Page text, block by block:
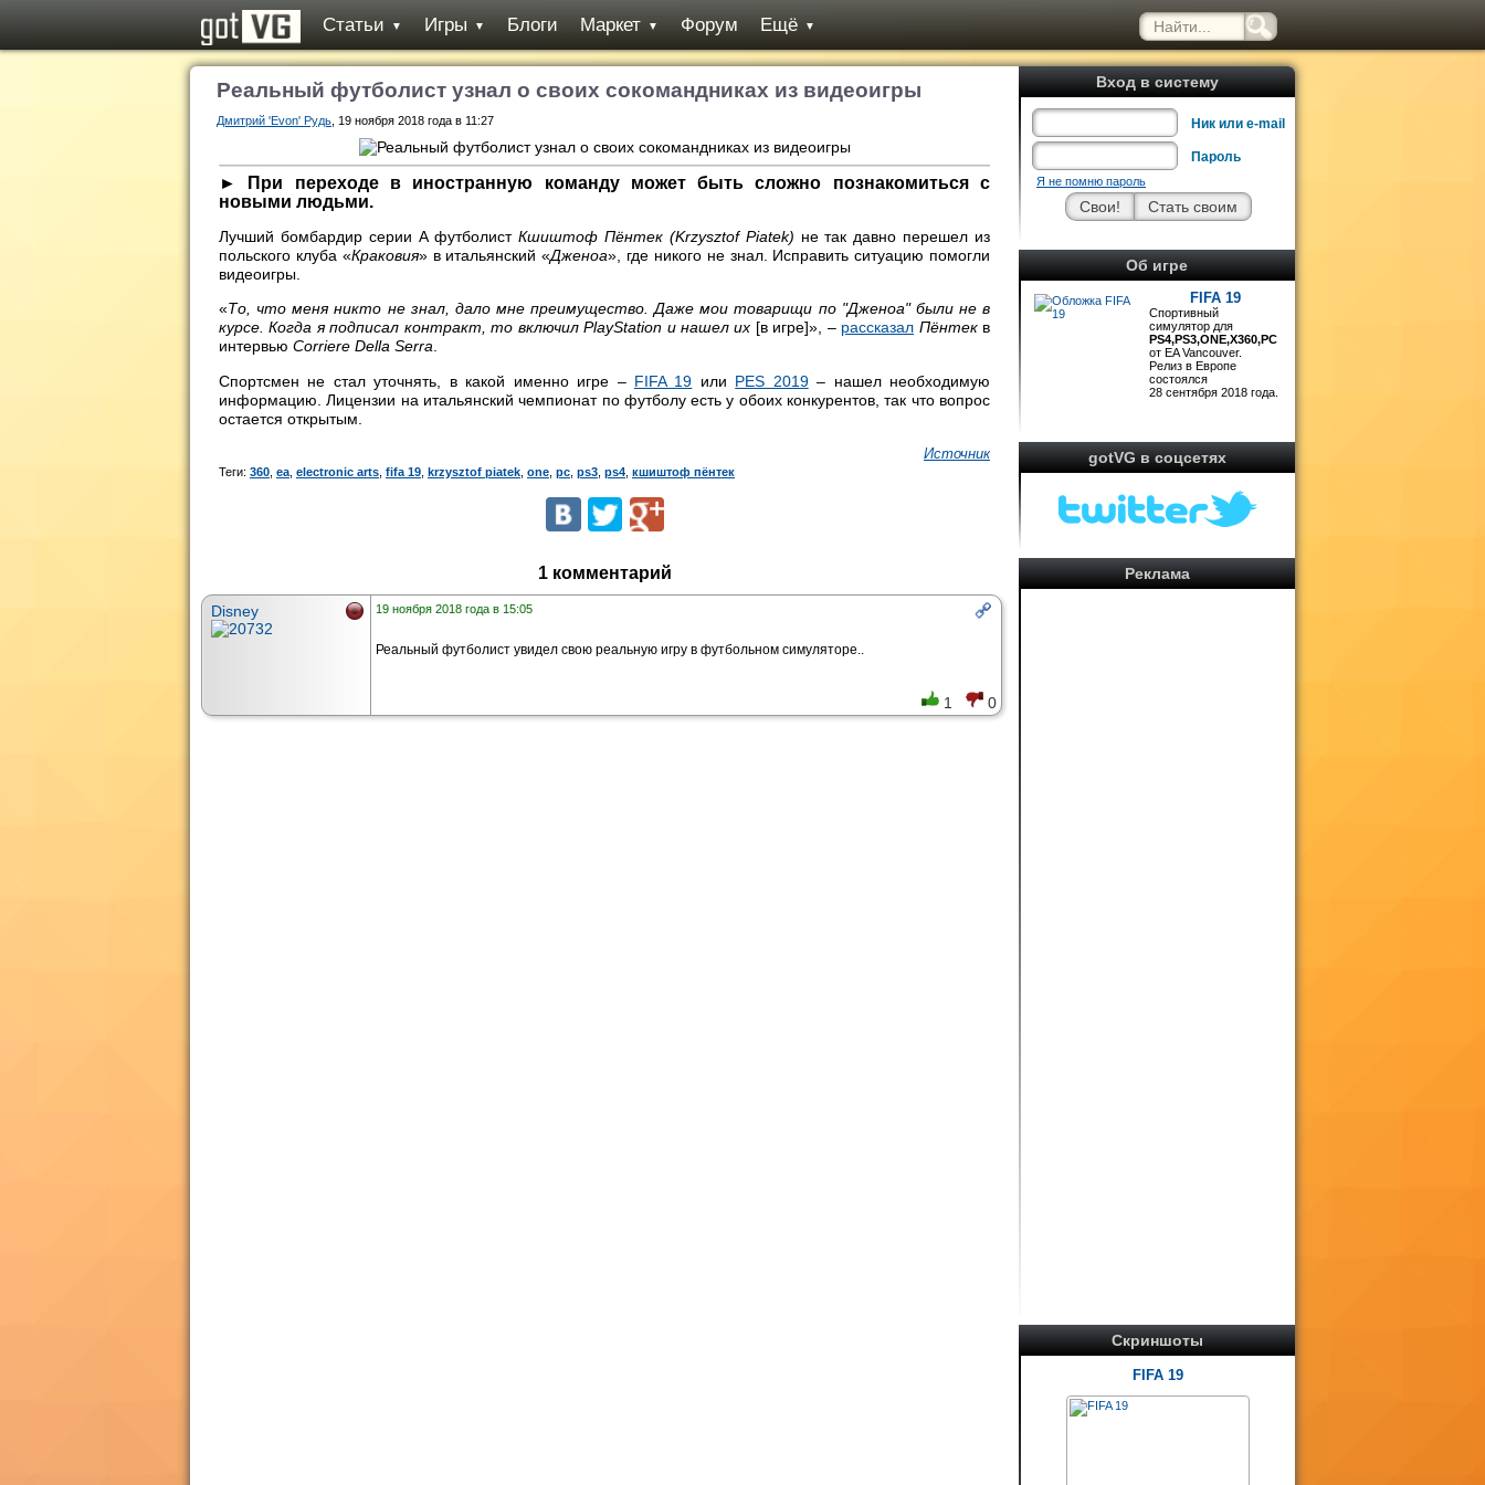
Статьи ▼ Игры ▼ Блоги Маркет ▼ Форум Ещё ▼
Вход в систему
Ник или e-mail
Пароль
Я не помню пароль
Об игре
FIFA 19
Спортивный
симулятор для
PS4,PS3,ONE,X360,PC
от EA Vancouver.
Релиз в Европе
состоялся
28 сентября 2018 года.
gotVG в соцсетях
Реклама
Скриншоты
FIFA 19
Реальный футболист узнал о своих сокомандниках из видеоигры
Дмитрий 'Evon' Рудь , 19 ноября 2018 года в 11:27
► При переходе в иностранную команду может быть сложно познакомиться с
новыми людьми.
Лучший бомбардир серии А футболистКшиштоф Пёнтек (Krzysztof Piatek) не так давно перешел из
польского клуба «Краковия» в итальянский «Дженоа», где никого не знал. Исправить ситуацию помогли
видеоигры.
«То, что меня никто не знал, дало мне преимущество. Даже мои товарищи по "Дженоа" были не в
курсе. Когда я подписал контракт, то включил PlayStation и нашел их [в игре]», – рассказал Пёнтек в
интервью Corriere Della Serra
Спортсмен не стал уточнять, в какой именно игре – FIFA 19 или PES 2019– нашел необходимую
информацию. Лицензии на итальянский чемпионат по футболу есть у обоих конкурентов, так что вопрос
остается открытым.
Источник
Теги: 360 ea electronic arts fifa 19 krzysztof piatek one pc ps3 ps4 кшиштоф пёнтек
1 комментарий
Disney 19 ноября 2018 года в 15:05
Реальный футболист увидел свою реальную игру в футбольном симуляторе..
1 0